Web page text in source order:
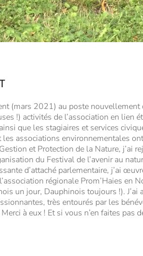
(mars 2021) au poste nouvellement
!) activités de l’association en lien
ainsi que les stagiaires et services
les associations environnementales
et Protection de la Nature, j’ai
du Festival de l’avenir au
d’attaché parlementaire, j’ai
régionale Prom’Haies en
un jour, Dauphinois toujours !). J’ai
très entourés par les
à eux ! Et si vous n’en faites pas